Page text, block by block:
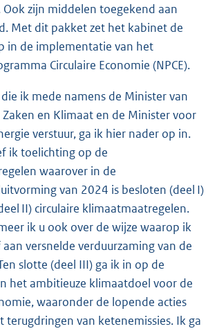
Ook zijn middelen toegekend aan
Met dit pakket zet het kabinet de
in de implementatie van het
Circulaire Economie (NPCE).
ik mede namens de Minister van
Zaken en Klimaat en de Minister voor
verstuur, ga ik hier nader op in.
ik toelichting op de
waarover in de
van 2024 is besloten (deel I)
II) circulaire klimaatmaatregelen.
ik u ook over de wijze waarop ik
versnelde verduurzaming van de
slotte (deel III) ga ik in op de
het ambitieuze klimaatdoel voor de
waaronder de lopende acties
terugdringen van ketenemissies. Ik ga